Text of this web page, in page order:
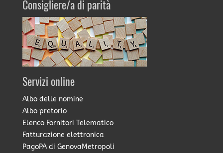
Consigliere/a di parità
Servizi online
Albo delle nomine
Albo pretorio
Elenco Fornitori Telematico
Fatturazione elettronica
PagoPA di GenovaMetropoli